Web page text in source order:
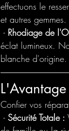
effectuons le
et autres gemmes.
- Rhodiage de
éclat lumineux.
blanche d'origine.
Confier vos
- Sécurité Totale :